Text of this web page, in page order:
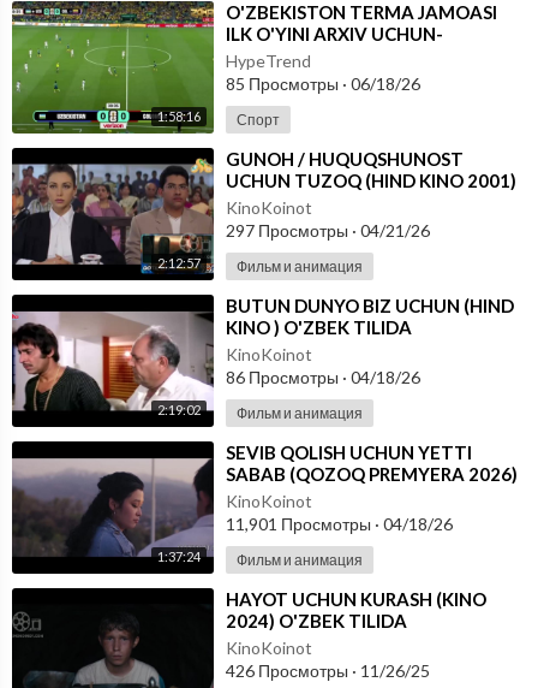
1:58:16
⁣O'ZBEKISTON TERMA JAMOASI
ILK O'YINI ARXIV UCHUN-
FUTBOOL BO'YICHA JAHON
CHEMPIONATI
HypeTrend
85 Просмотры · 06/18/26
Спорт
2:12:57
⁣GUNOH / HUQUQSHUNOST
UCHUN TUZOQ (HIND KINO 2001)
UZBEK TILIDA
KinoKoinot
297 Просмотры · 04/21/26
Фильм и анимация
2:19:02
⁣BUTUN DUNYO BIZ UCHUN (HIND
KINO ) O'ZBEK TILIDA
KinoKoinot
86 Просмотры · 04/18/26
Фильм и анимация
1:37:24
⁣SEVIB QOLISH UCHUN YETTI
SABAB (QOZOQ PREMYERA 2026)
O'ZBEK TILIDA
KinoKoinot
11,901 Просмотры · 04/18/26
Фильм и анимация
⁣HAYOT UCHUN KURASH (KINO
2024) O'ZBEK TILIDA
KinoKoinot
426 Просмотры · 11/26/25